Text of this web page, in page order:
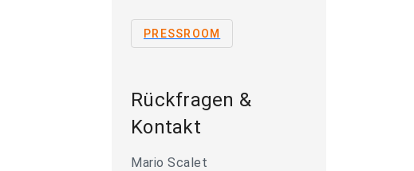
PRESSROOM
Rückfragen &
Kontakt
Mario Scalet